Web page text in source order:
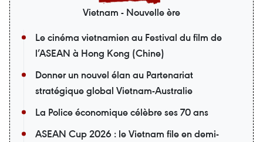
Vietnam - Nouvelle ère
Le cinéma vietnamien au Festival du film de
l’ASEAN à Hong Kong (Chine)
Donner un nouvel élan au Partenariat
stratégique global Vietnam-Australie
La Police économique célèbre ses 70 ans
ASEAN Cup 2026 : le Vietnam file en demi-